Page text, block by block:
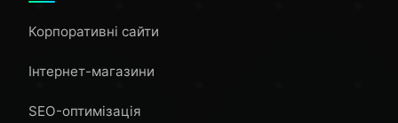
Корпоративні сайти
Інтернет-магазини
SEO-оптимізація